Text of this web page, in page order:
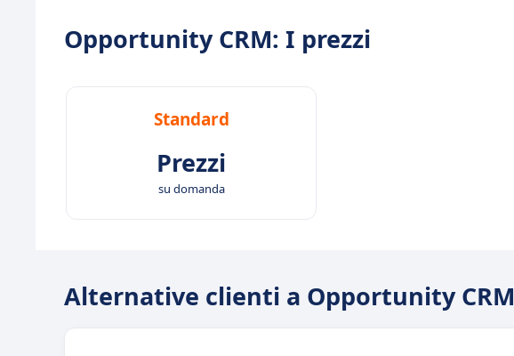
Opportunity CRM: I prezzi
Standard
Prezzi
su domanda
Alternative clienti a Opportunity CRM